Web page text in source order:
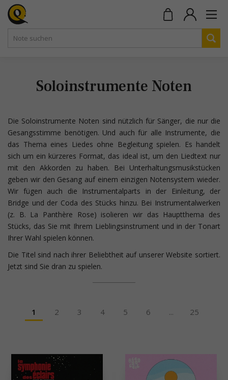
Soloinstrumente Noten
Die Soloinstrumente Noten sind nützlich für Sänger, die nur die
Gesangsstimme benötigen. Und auch für alle Instrumente, die
das Thema eines Liedes ohne Begleitung spielen. Es handelt
sich um ein kürzeres Format, das ideal ist, um den Liedtext nur
mit den Akkorden zu haben. Bei Unterhaltungsmusikstücken
geben wir den Gesang auf einem einzigen Notensystem wieder.
Wir fügen auch die Instrumentalparts in der Einleitung, der
Bridge und der Coda des Stücks hinzu. Bei Instrumentalwerken
(z. B. La Panthère Rose) isolieren wir das Hauptthema des
Stücks, das Sie mit Ihrem Lieblingsinstrument und in der Tonart
Ihrer Wahl spielen können.
Die Titel sind nach ihrer Beliebtheit auf unserer Website sortiert.
Jetzt sind Sie dran zu spielen.
1 2 3 4 5 6 ... 25